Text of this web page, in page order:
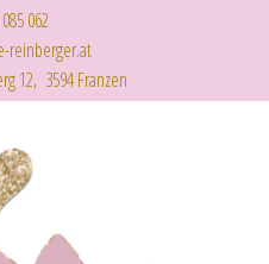
062
reinberger.at
12, 3594 Franzen